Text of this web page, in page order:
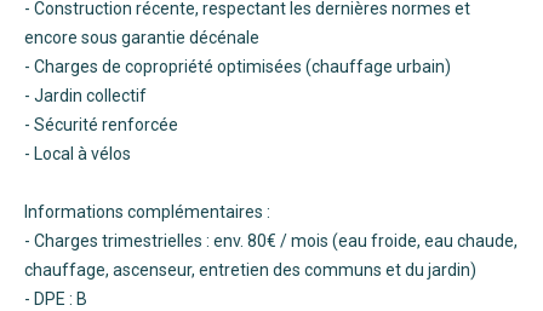
- Construction récente, respectant les dernières normes et
encore sous garantie décénale
- Charges de copropriété optimisées (chauffage urbain)
- Jardin collectif
- Sécurité renforcée
- Local à vélos
Informations complémentaires :
- Charges trimestrielles : env. 80€ / mois (eau froide, eau chaude,
chauffage, ascenseur, entretien des communs et du jardin)
- DPE : B